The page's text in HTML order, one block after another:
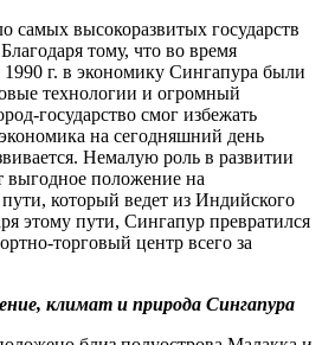
самых высокоразвитых государств
тому, что во время
1990 г. в экономику Сингапура были
технологии и огромный
государство смог избежать
на сегодняшний день
Немалую роль в развитии
выгодное положение на
который ведет из Индийского
этому пути, Сингапур превратился
торговый центр всего за
климат и природа Сингапура